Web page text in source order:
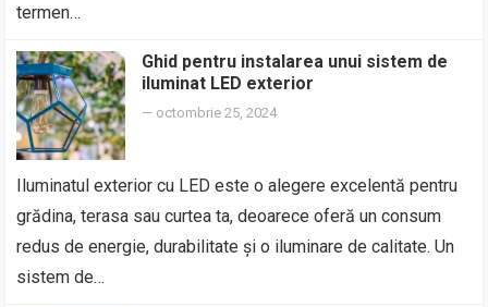
termen…
Ghid pentru instalarea unui sistem de
iluminat LED exterior
— octombrie 25, 2024
Iluminatul exterior cu LED este o alegere excelentă pentru
grădina, terasa sau curtea ta, deoarece oferă un consum
redus de energie, durabilitate și o iluminare de calitate. Un
sistem de…